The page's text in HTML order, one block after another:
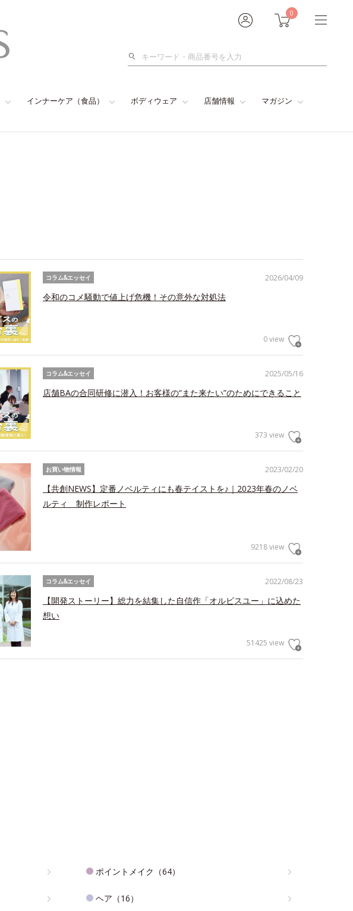
0
検
インナーケア（食品） ボディウェア 店舗情報 マガジン
2026/04/09
コラム&エッセイ
令和のコメ騒動で値上げ危機！その意外な対処法
0 view
2025/05/16
コラム&エッセイ
店舗BAの合同研修に潜入！お客様の“また来たい”のためにできること
373 view
2023/02/20
お買い物情報
【共創NEWS】定番ノベルティにも春テイストを♪｜2023年春のノベ
ルティ 制作レポート
9218 view
2022/08/23
コラム&エッセイ
【開発ストーリー】総力を結集した自信作「オルビスユー」に込めた
想い
51425 view
ポイントメイク（64）
ヘア（16）